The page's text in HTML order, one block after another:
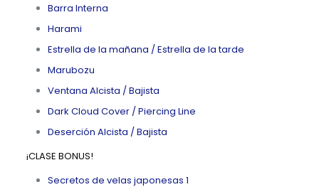
Barra Interna
Harami
Estrella de la mañana / Estrella de la tarde
Marubozu
Ventana Alcista / Bajista
Dark Cloud Cover / Piercing Line
Deserción Alcista / Bajista
¡CLASE BONUS!
Secretos de velas japonesas 1